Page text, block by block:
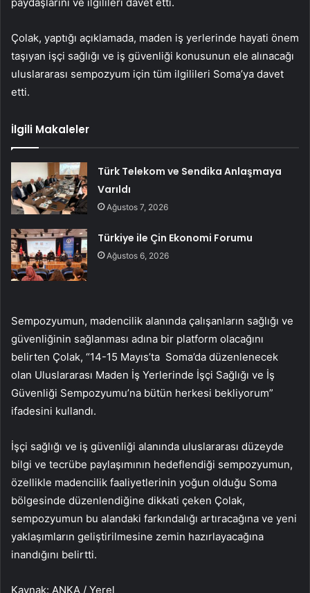
paydaşlarını ve ilgilileri davet etti.
Çolak, yaptığı açıklamada, maden iş yerlerinde hayati önem
taşıyan işçi sağlığı ve iş güvenliği konusunun ele alınacağı
uluslararası sempozyum için tüm ilgilileri Soma’ya davet
etti.
İlgili Makaleler
Türk Telekom ve Sendika Anlaşmaya
Varıldı
Ağustos 7, 2026
Türkiye ile Çin Ekonomi Forumu
Ağustos 6, 2026
Sempozyumun, madencilik alanında çalışanların sağlığı ve
güvenliğinin sağlanması adına bir platform olacağını
belirten Çolak, “14-15 Mayıs’ta Soma’da düzenlenecek
olan Uluslararası Maden İş Yerlerinde İşçi Sağlığı ve İş
Güvenliği Sempozyumu’na bütün herkesi bekliyorum”
ifadesini kullandı.
İşçi sağlığı ve iş güvenliği alanında uluslararası düzeyde
bilgi ve tecrübe paylaşımının hedeflendiği sempozyumun,
özellikle madencilik faaliyetlerinin yoğun olduğu Soma
bölgesinde düzenlendiğine dikkati çeken Çolak,
sempozyumun bu alandaki farkındalığı artıracağına ve yeni
yaklaşımların geliştirilmesine zemin hazırlayacağına
inandığını belirtti.
Kaynak: ANKA / Yerel